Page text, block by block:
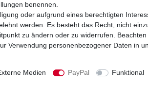
benennen.
oder aufgrund eines berechtigten
werden. Es besteht das Recht, nicht
zu ändern oder zu widerrufen.
Verwendung personenbezogener Daten in
Medien PayPal
Funktional